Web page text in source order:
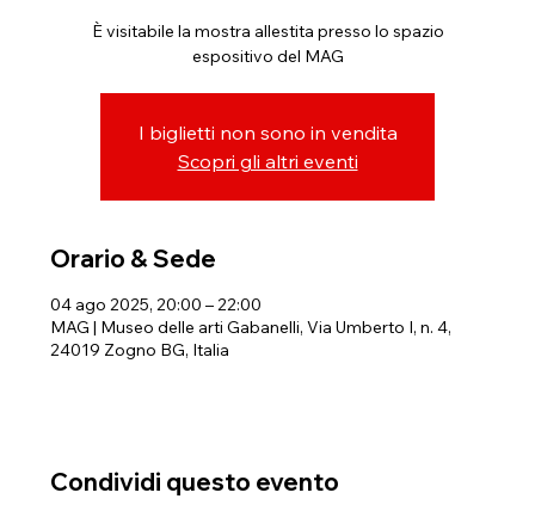
È visitabile la mostra allestita presso lo spazio
espositivo del MAG
I biglietti non sono in vendita
Scopri gli altri eventi
Orario & Sede
04 ago 2025, 20:00 – 22:00
MAG | Museo delle arti Gabanelli, Via Umberto I, n. 4,
24019 Zogno BG, Italia
Condividi questo evento